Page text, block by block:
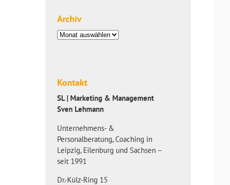
Archiv
Archiv
Kontakt
SL | Marketing & Management
Sven Lehmann
Unternehmens- &
Personalberatung, Coaching in
Leipzig, Eilenburg und Sachsen –
seit 1991
Dr.-Külz-Ring 15